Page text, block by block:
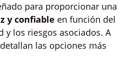
para proporcionar una
y confiable en función del
y los riesgos asociados. A
las opciones más